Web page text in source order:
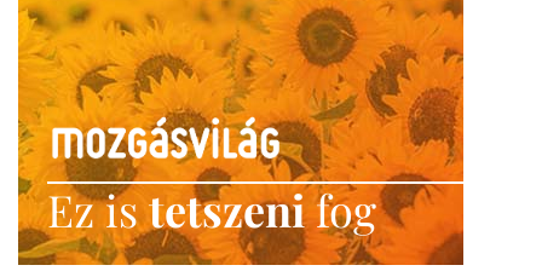
Ez istetszenifog